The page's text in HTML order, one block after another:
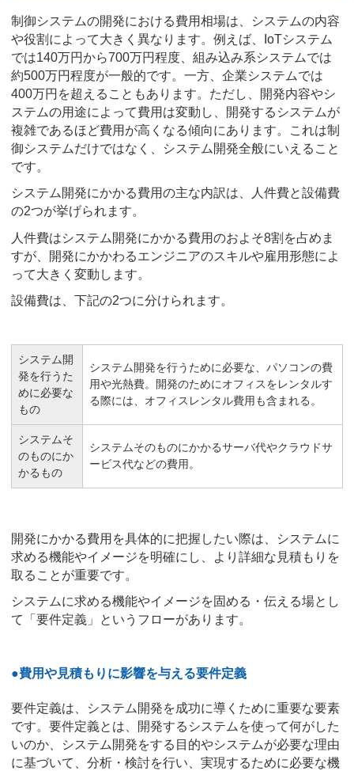
制御システムの開発における費用相場は、システムの内容
や役割によって大きく異なります。例えば、IoTシステム
では140万円から700万円程度、組み込み系システムでは
約500万円程度が一般的です。一方、企業システムでは
400万円を超えることもあります。ただし、開発内容やシ
ステムの用途によって費用は変動し、開発するシステムが
複雑であるほど費用が高くなる傾向にあります。これは制
御システムだけではなく、システム開発全般にいえること
です。
システム開発にかかる費用の主な内訳は、人件費と設備費
の2つが挙げられます。
人件費はシステム開発にかかる費用のおよそ8割を占めま
すが、開発にかかわるエンジニアのスキルや雇用形態によ
って大きく変動します。
設備費は、下記の2つに分けられます。
システム開
発を行うた
めに必要な
もの
システム開発を行うために必要な、パソコンの費
用や光熱費。開発のためにオフィスをレンタルす
る際には、オフィスレンタル費用も含まれる。
システムそ
のものにか
かるもの
システムそのものにかかるサーバ代やクラウドサ
ービス代などの費用。
開発にかかる費用を具体的に把握したい際は、システムに
求める機能やイメージを明確にし、より詳細な見積もりを
取ることが重要です。
システムに求める機能やイメージを固める・伝える場とし
て「要件定義」というフローがあります。
●費用や見積もりに影響を与える要件定義
要件定義は、システム開発を成功に導くために重要な要素
です。要件定義とは、開発するシステムを使って何がした
いのか、システム開発をする目的やシステムが必要な理由
に基づいて、分析・検討を行い、実現するために必要な機